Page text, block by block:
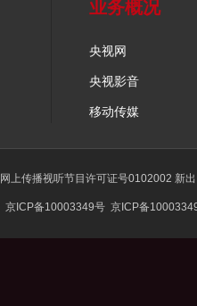
业务概况
央视网
央视影音
移动传媒
网上传播视听节目许可证号0102002 新
京ICP备10003349号 京ICP备